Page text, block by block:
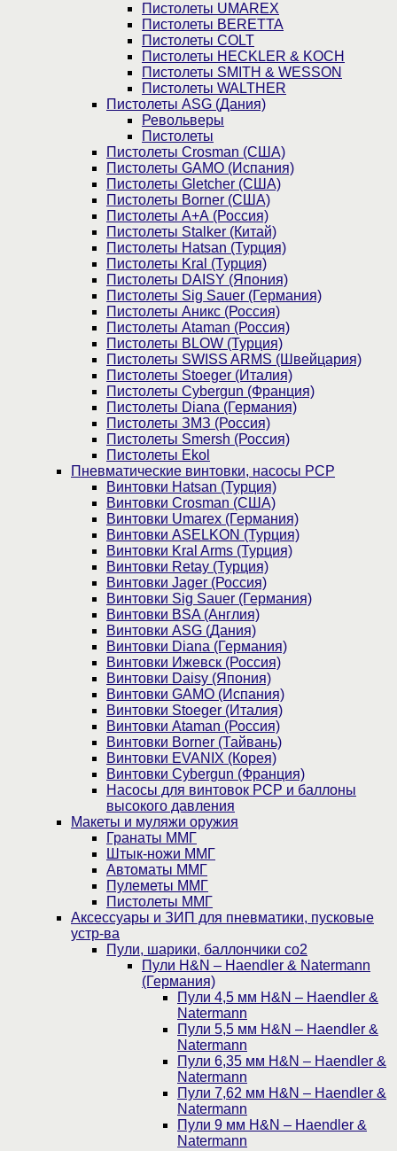
Пистолеты UMAREX
Пистолеты BERETTA
Пистолеты COLT
Пистолеты HECKLER & KOCH
Пистолеты SMITH & WESSON
Пистолеты WALTHER
Пистолеты ASG (Дания)
Револьверы
Пистолеты
Пистолеты Crosman (США)
Пистолеты GAMO (Испания)
Пистолеты Gletcher (США)
Пистолеты Borner (США)
Пистолеты А+А (Россия)
Пистолеты Stalker (Китай)
Пистолеты Hatsan (Турция)
Пистолеты Kral (Турция)
Пистолеты DAISY (Япония)
Пистолеты Sig Sauer (Германия)
Пистолеты Аникс (Россия)
Пистолеты Ataman (Россия)
Пистолеты BLOW (Турция)
Пистолеты SWISS ARMS (Швейцария)
Пистолеты Stoeger (Италия)
Пистолеты Cybergun (Франция)
Пистолеты Diana (Германия)
Пистолеты ЗМЗ (Россия)
Пистолеты Smersh (Россия)
Пистолеты Ekol
Пневматические винтовки, насосы PCP
Винтовки Hatsan (Турция)
Винтовки Crosman (США)
Винтовки Umarex (Германия)
Винтовки ASELKON (Турция)
Винтовки Kral Arms (Турция)
Винтовки Retay (Турция)
Винтовки Jager (Россия)
Винтовки Sig Sauer (Германия)
Винтовки BSA (Англия)
Винтовки ASG (Дания)
Винтовки Diana (Германия)
Винтовки Ижевск (Россия)
Винтовки Daisy (Япония)
Винтовки GAMO (Испания)
Винтовки Stoeger (Италия)
Винтовки Ataman (Россия)
Винтовки Borner (Тайвань)
Винтовки EVANIX (Корея)
Винтовки Cybergun (Франция)
Насосы для винтовок PCP и баллоны
высокого давления
Макеты и муляжи оружия
Гранаты ММГ
Штык-ножи ММГ
Автоматы ММГ
Пулеметы ММГ
Пистолеты ММГ
Аксессуары и ЗИП для пневматики, пусковые
устр-ва
Пули, шарики, баллончики со2
Пули H&N – Haendler & Natermann
(Германия)
Пули 4,5 мм H&N – Haendler &
Natermann
Пули 5,5 мм H&N – Haendler &
Natermann
Пули 6,35 мм H&N – Haendler &
Natermann
Пули 7,62 мм H&N – Haendler &
Natermann
Пули 9 мм H&N – Haendler &
Natermann